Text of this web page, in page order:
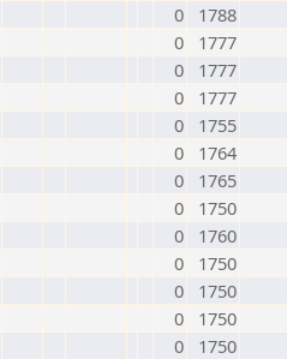
0
1788
0
1777
0
1777
0
1777
0
1755
0
1764
0
1765
0
1750
0
1760
0
1750
0
1750
0
1750
0
1750